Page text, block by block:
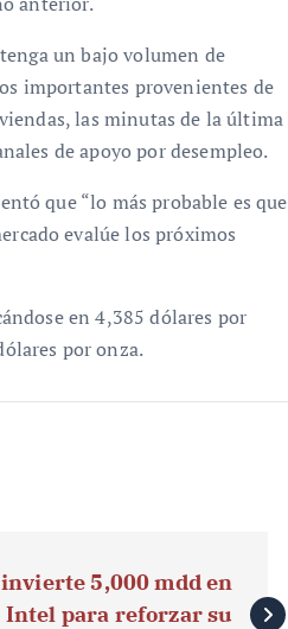
un bajo volumen de
importantes provenientes de
las minutas de la última
de apoyo por desempleo.
que “lo más probable es que
evalúe los próximos
en 4,385 dólares por
por onza.
5,000 mdd en
Intel para reforzar su